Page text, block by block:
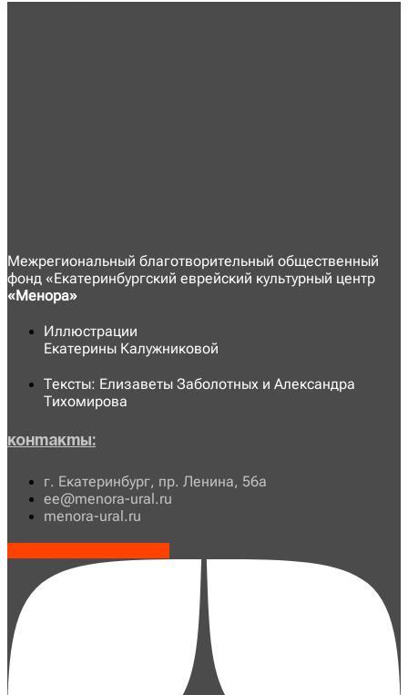
Межрегиональный благотворительный общественный
фонд «Екатеринбургский еврейский культурный центр
«Менора»
Иллюстрации
Екатерины Калужниковой
Тексты: Елизаветы Заболотных и Александра
Тихомирова
Контакты:
г. Екатеринбург, пр. Ленина, 56а
ee@menora-ural.ru
menora-ural.ru